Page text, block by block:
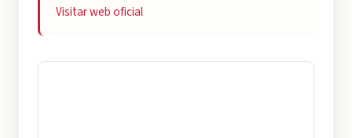
Visitar web oficial